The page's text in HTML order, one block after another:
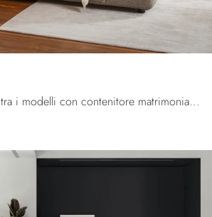
Il letto Jill in tessuto, tra i modelli con contenitore matrimoniali moderni di Calligaris, è ideale per assicurarti il relax totale.